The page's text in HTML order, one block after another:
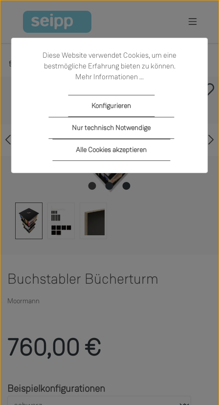
Zum Hauptinhalt springen
Produkte Büro und Arbeiten Aufbewahrung
Buchstabler Bücherturm
Moormann
760,00 €
Beispielkonfigurationen
Diese Website verwendet Cookies, um eine
bestmögliche Erfahrung bieten zu können.
Mehr Informationen ...
Nur technisch Notwendige
Konfigurieren
Alle Cookies akzeptieren